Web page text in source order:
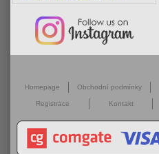
Homepage Obchodní podmínky
Registrace Kontakt